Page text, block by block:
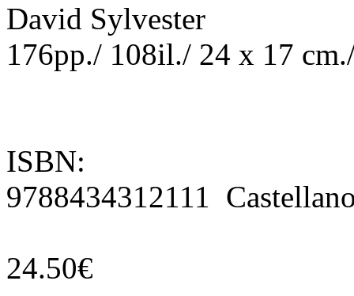
David Sylvester
176pp./ 108il./ 24 x 17
ISBN:
9788434312111
24.50€